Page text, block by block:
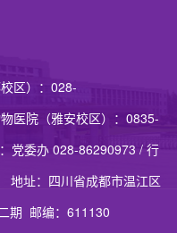
区）：028-
院（雅安校区）：0835-
党委办 028-86290973 / 行
址：四川省成都市温江区
期 邮编：611130